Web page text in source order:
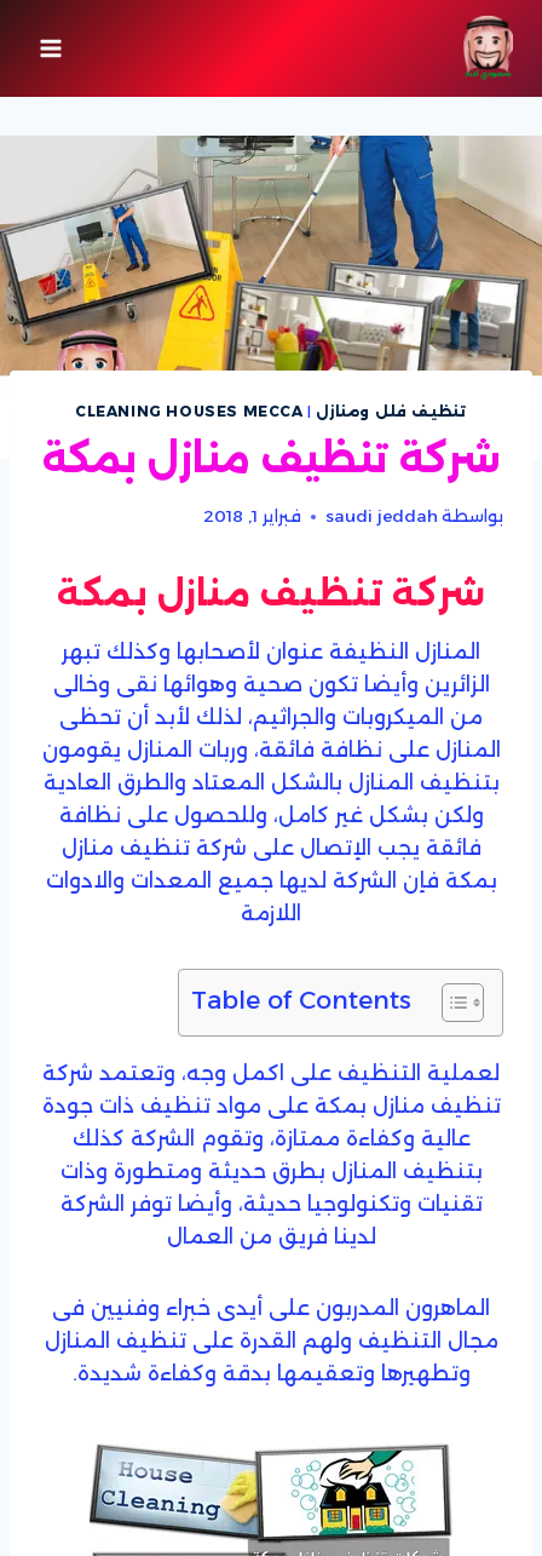
التجاوز
إلى
المحتوى
تنظيف فلل ومنازل |
CLEANING HOUSES MECCA
شركة تنظيف منازل بمكة
بواسطة saudi jeddah فبراير 1, 2018
شركة تنظيف منازل بمكة
المنازل النظيفة عنوان لأصحابها وكذلك تبهر
الزائرين وأيضا تكون صحية وهوائها نقى وخالى
من الميكروبات والجراثيم، لذلك لأبد أن تحظى
المنازل على نظافة فائقة، وربات المنازل يقومون
بتنظيف المنازل بالشكل المعتاد والطرق العادية
ولكن بشكل غير كامل، وللحصول على نظافة
فائقة يجب الإتصال على شركة تنظيف منازل
بمكة فإن الشركة لديها جميع المعدات والادوات
اللازمة
Table of Contents
لعملية التنظيف على اكمل وجه، وتعتمد شركة
تنظيف منازل بمكة على مواد تنظيف ذات جودة
عالية وكفاءة ممتازة، وتقوم الشركة كذلك
بتنظيف المنازل بطرق حديثة ومتطورة وذات
تقنيات وتكنولوجيا حديثة، وأيضا توفر الشركة
لدينا فريق من العمال
الماهرون المدربون على أيدى خبراء وفنيين فى
مجال التنظيف ولهم القدرة على تنظيف المنازل
وتطهيرها وتعقيمها بدقة وكفاءة شديدة.